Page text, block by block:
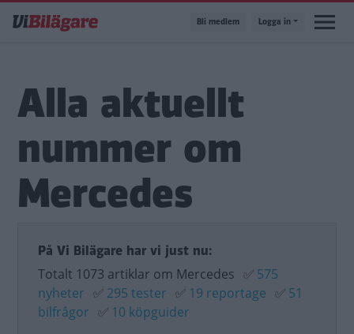
till
Bli medlem Logga in
Alla aktuellt
nummer om
Mercedes
På Vi Bilägare har vi just nu:
Totalt 1073 artiklar om Mercedes ✅ 575
nyheter ✅ 295 tester ✅ 19 reportage ✅ 51
bilfrågor ✅ 10 köpguider